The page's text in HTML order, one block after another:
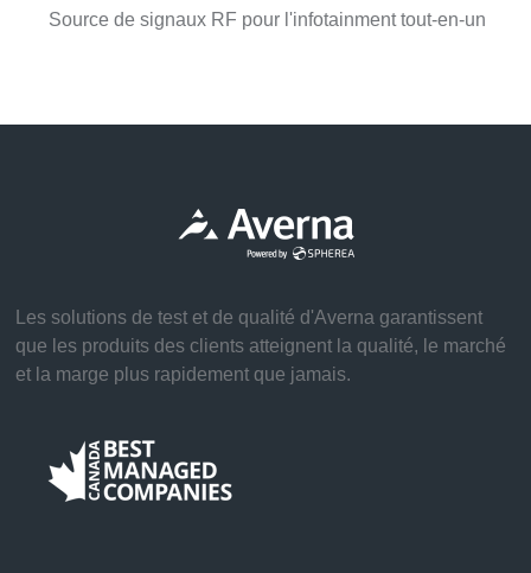
Source de signaux RF pour l'infotainment tout-en-un
Les solutions de test et de qualité d'Averna garantissent
que les produits des clients atteignent la qualité, le marché
et la marge plus rapidement que jamais.